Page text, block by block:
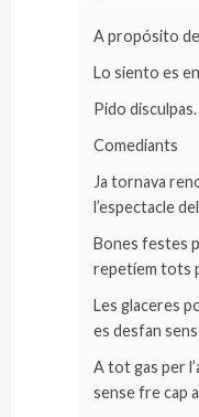
A propósito
Lo siento es
Pido disculpas.
Comediants
Ja tornava
l’espectacle
Bones festes
repetíem tots
Les glaceres
es desfan
A tot gas per
sense fre cap